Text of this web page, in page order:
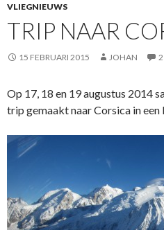
VLIEGNIEUWS
TRIP NAAR
15 FEBRUARI 2015 JOHAN
Op 17, 18 en 19 augustus 2014
trip gemaakt naar Corsica in